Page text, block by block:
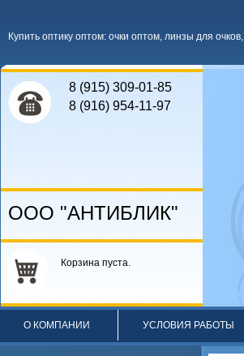
Купить оптику оптом: очки оптом, линзы для очков,
8 (915) 309-01-85
8 (916) 954-11-97
ООО "АНТИБЛИК"
Корзина пуста.
О КОМПАНИИ УСЛОВИЯ РАБОТЫ